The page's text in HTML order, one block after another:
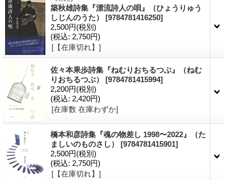
築秋雄詩集『漂流詩人の唄』（ひょうりゅう
しじんのうた） [9784781416250]
2,500円(税別)
(税込: 2,750円)
[【在庫切れ】]
佐々本果歩詩集『ねむりおちるつぶ』（ねむ
りおちるつぶ） [9784781415994]
2,200円(税別)
(税込: 2,420円)
[在庫数 在庫わずか]
橋本和彦詩集『魂の物差し 1998〜2022』（た
ましいのものさし） [9784781415901]
2,500円(税別)
(税込: 2,750円)
[【在庫切れ】]